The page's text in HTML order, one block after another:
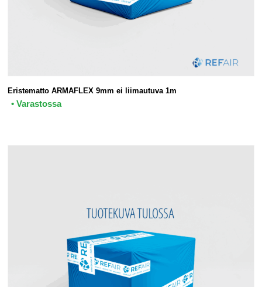
Eristematto ARMAFLEX 9mm ei liimautuva 1m
• Varastossa